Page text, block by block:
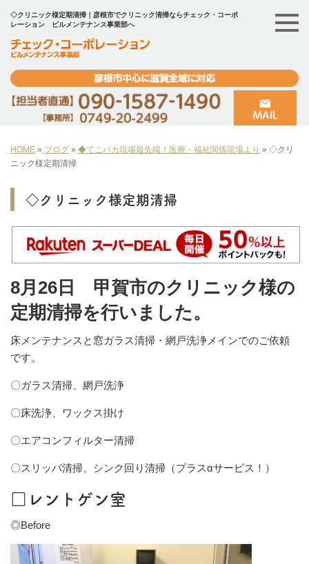
◇クリニック様定期清掃｜彦根市でクリニック清掃ならチェック・コーポ
レーション ビルメンテナンス事業部へ
HOME » ブログ » ◆てこパカ現場最先端！医療・福祉関係現場より » ◇クリ
ニック様定期清掃
◇クリニック様定期清掃
8月26日 甲賀市のクリニック様の
定期清掃を行いました。
床メンテナンスと窓ガラス清掃・網戸洗浄メインでのご依頼
です。
〇ガラス清掃、網戸洗浄
〇床洗浄、ワックス掛け
〇エアコンフィルター清掃
〇スリッパ清掃、シンク回り清掃（プラスαサービス！）
□レントゲン室
◎Before